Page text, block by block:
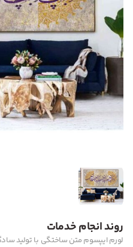
روند انجام خدمات
لورم ایپسوم متن ساختگی با تولید